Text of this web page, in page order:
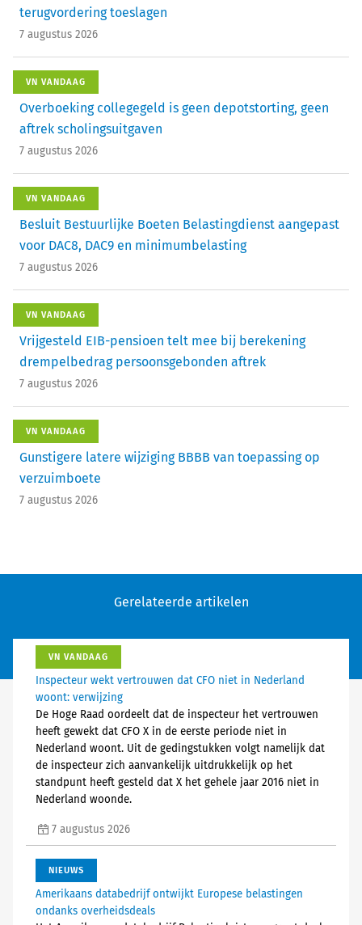
terugvordering toeslagen
7 augustus 2026
VN VANDAAG
Overboeking collegegeld is geen depotstorting, geen
aftrek scholingsuitgaven
7 augustus 2026
VN VANDAAG
Besluit Bestuurlijke Boeten Belastingdienst aangepast
voor DAC8, DAC9 en minimumbelasting
7 augustus 2026
VN VANDAAG
Vrijgesteld EIB-pensioen telt mee bij berekening
drempelbedrag persoonsgebonden aftrek
7 augustus 2026
VN VANDAAG
Gunstigere latere wijziging BBBB van toepassing op
verzuimboete
7 augustus 2026
Gerelateerde artikelen
VN VANDAAG
Inspecteur wekt vertrouwen dat CFO niet in Nederland
woont: verwijzing
De Hoge Raad oordeelt dat de inspecteur het vertrouwen
heeft gewekt dat CFO X in de eerste periode niet in
Nederland woont. Uit de gedingstukken volgt namelijk dat
de inspecteur zich aanvankelijk uitdrukkelijk op het
standpunt heeft gesteld dat X het gehele jaar 2016 niet in
Nederland woonde.
7 augustus 2026
NIEUWS
Amerikaans databedrijf ontwijkt Europese belastingen
ondanks overheidsdeals